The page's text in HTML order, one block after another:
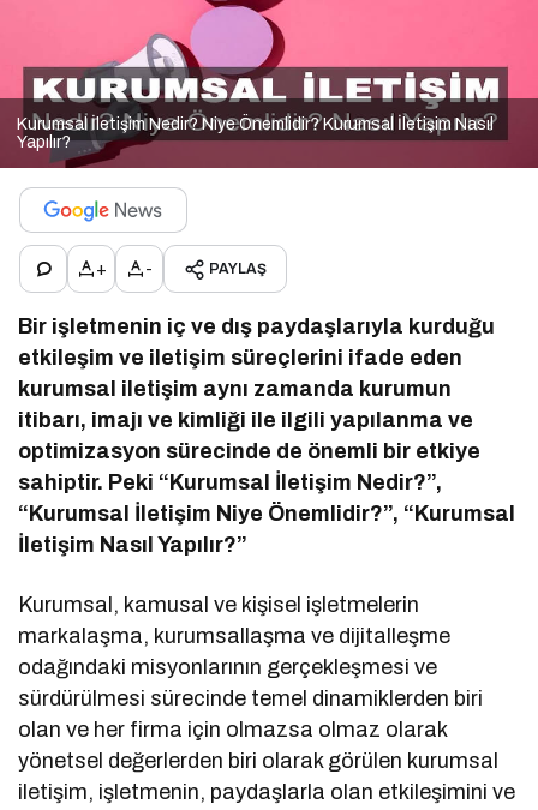
Kurumsal İletişim Nedir? Niye Önemlidir? Kurumsal İletişim Nasıl
Yapılır?
+ - PAYLAŞ
Bir işletmenin iç ve dış paydaşlarıyla kurduğu
etkileşim ve iletişim süreçlerini ifade eden
kurumsal iletişim aynı zamanda kurumun
itibarı, imajı ve kimliği ile ilgili yapılanma ve
optimizasyon sürecinde de önemli bir etkiye
sahiptir. Peki “Kurumsal İletişim Nedir?”,
“Kurumsal İletişim Niye Önemlidir?”, “Kurumsal
İletişim Nasıl Yapılır?”
Kurumsal, kamusal ve kişisel işletmelerin
markalaşma, kurumsallaşma ve dijitalleşme
odağındaki misyonlarının gerçekleşmesi ve
sürdürülmesi sürecinde temel dinamiklerden biri
olan ve her firma için olmazsa olmaz olarak
yönetsel değerlerden biri olarak görülen kurumsal
iletişim, işletmenin, paydaşlarla olan etkileşimini ve